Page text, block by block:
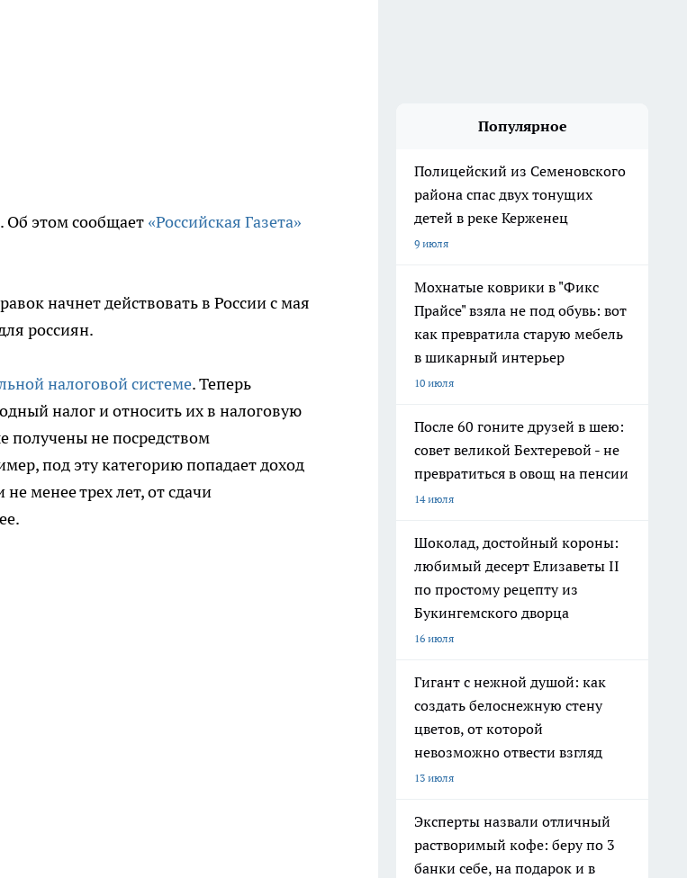
Об этом сообщает «Российская Газета»
начнет действовать в России с мая
россиян.
налоговой системе. Теперь
налог и относить их в налоговую
получены не посредством
под эту категорию попадает доход
менее трех лет, от сдачи
Популярное
Полицейский из Семеновского
района спас двух тонущих
детей в реке Керженец
9 июля
Мохнатые коврики в "Фикс
Прайсе" взяла не под обувь: вот
как превратила старую мебель
в шикарный интерьер
10 июля
После 60 гоните друзей в шею:
совет великой Бехтеревой - не
превратиться в овощ на пенсии
14 июля
Шоколад, достойный короны:
любимый десерт Елизаветы II
по простому рецепту из
Букингемского дворца
16 июля
Гигант с нежной душой: как
создать белоснежную стену
цветов, от которой
невозможно отвести взгляд
13 июля
Эксперты назвали отличный
растворимый кофе: беру по 3
банки себе, на подарок и в